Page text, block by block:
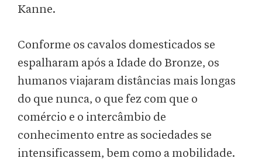
Kanne.
Conforme os cavalos domesticados se
espalharam após a Idade do Bronze, os
humanos viajaram distâncias mais longas
do que nunca, o que fez com que o
comércio e o intercâmbio de
conhecimento entre as sociedades se
intensificassem, bem como a mobilidade.